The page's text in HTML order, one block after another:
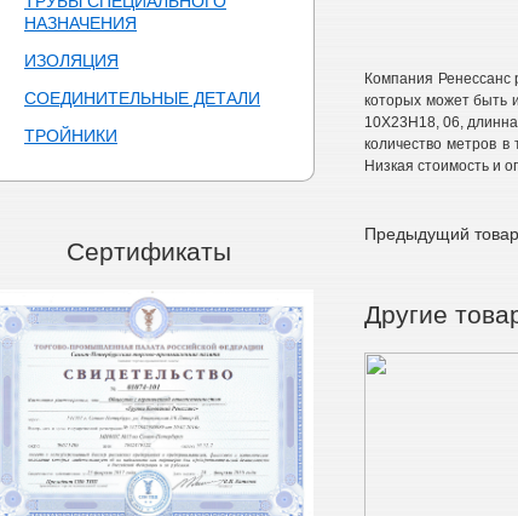
НАЗНАЧЕНИЯ
ИЗОЛЯЦИЯ
СОЕДИНИТЕЛЬНЫЕ ДЕТАЛИ
ТРОЙНИКИ
Сертификаты
Компания Ренессанс
которых может быть
10Х23Н18, 06, длинна
количество метров
Низкая стоимость и
Предыдущий
Другие